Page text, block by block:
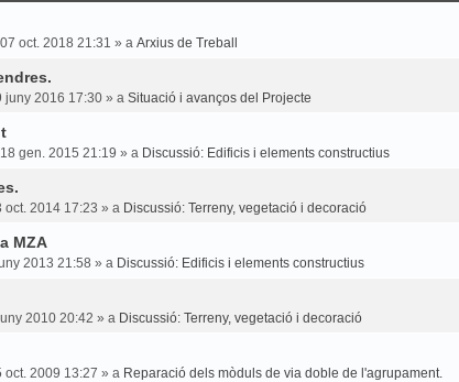
07 oct. 2018 21:31 » a Arxius de Treball
juny 2016 17:30» a Situació i avanços del Projecte
18 gen. 2015 21:19 » a Discussió: Edificis i elements constructius
oct. 2014 17:23 » a Discussió: Terreny, vegetació i decoració
MZA
2013 21:58 » a Discussió: Edificis i elements constructius
2010 20:42 » a Discussió: Terreny, vegetació i decoració
oct. 2009 13:27 » a Reparació dels mòduls de via doble de l'agrupament.